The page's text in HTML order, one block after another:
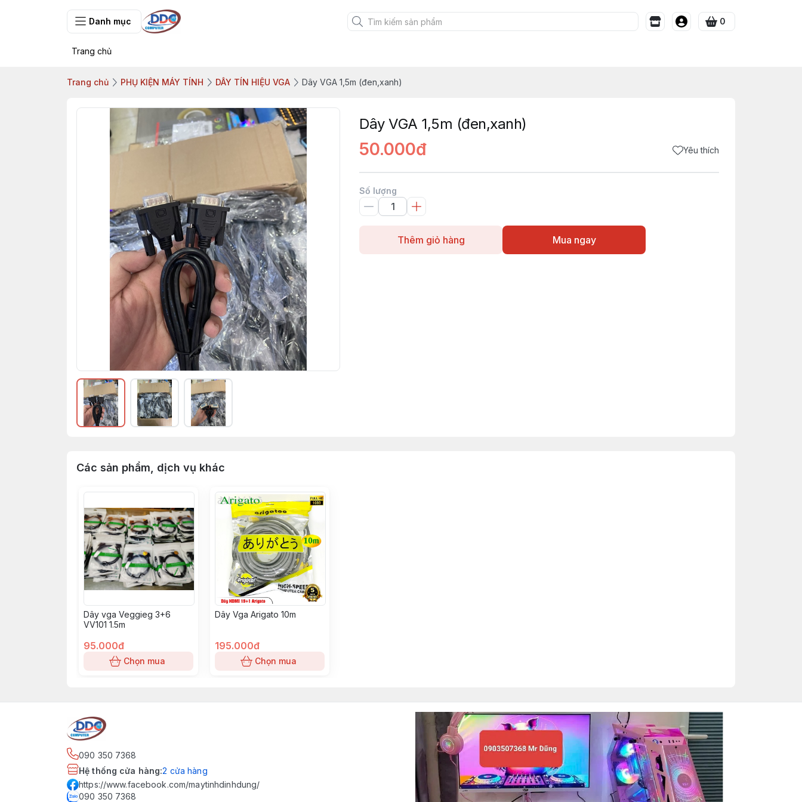
Danh mục 0
Trang chủ
Trang chủ PHỤ KIỆN MÁY TÍNH DÂY TÍN HIỆU VGA Dây VGA 1,5m (đen,xanh)
Dây VGA 1,5m (đen,xanh)
50.000đ Yêu thích
Số lượng
Thêm giỏ hàng Mua ngay
Các sản phẩm, dịch vụ khác
Dây vga Veggieg 3+6
VV101 1.5m
95.000đ
Chọn mua
Dây Vga Arigato 10m
195.000đ
Chọn mua
090 350 7368
Hệ thống cửa hàng:2 cửa hàng
https://www.facebook.com/maytinhdinhdung/
090 350 7368